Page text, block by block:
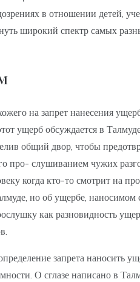
в отношении детей,
широкий спектр самых
на запрет нанесения
ущерб обсуждается в
общий двор, чтобы
слушиванием чужих
когда кто-то смотрит на
но об ущербе,
как разновидность
запрета наносить
О сглазе написано в